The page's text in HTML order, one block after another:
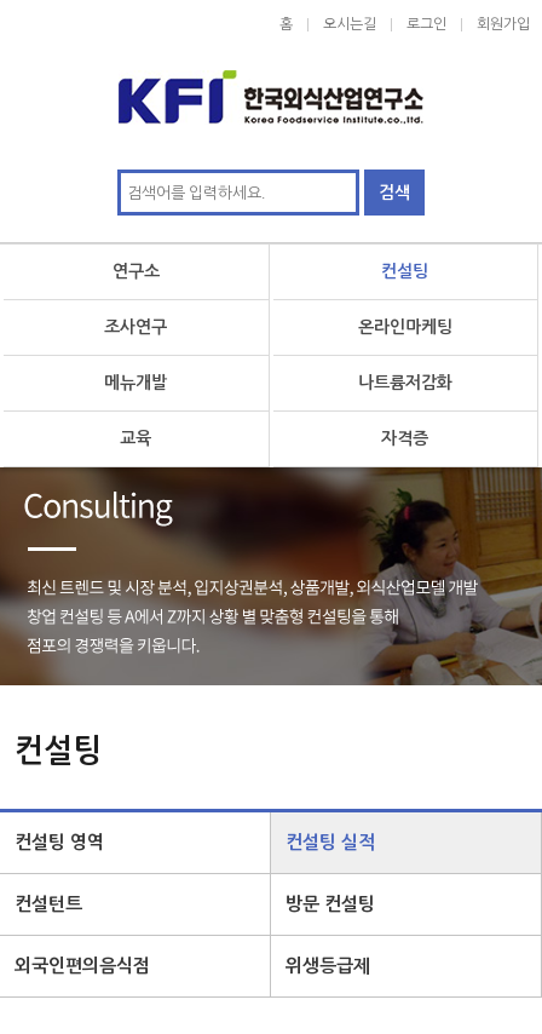
홈 오시는길 로그인 회원가입
연구소 컨설팅
조사연구 온라인마케팅
메뉴개발 나트륨저감화
교육 자격증
컨설팅
컨설팅 영역 컨설팅 실적
컨설턴트 방문 컨설팅
외국인편의음식점 위생등급제